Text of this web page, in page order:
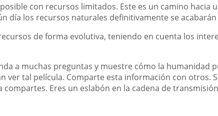
con recursos limitados. Este es un camino hacia
día los recursos naturales definitivamente se
de forma evolutiva, teniendo en cuenta los
a muchas preguntas y muestre cómo la humanidad
tal película. Comparte esta información con otros.
Eres un eslabón en la cadena de